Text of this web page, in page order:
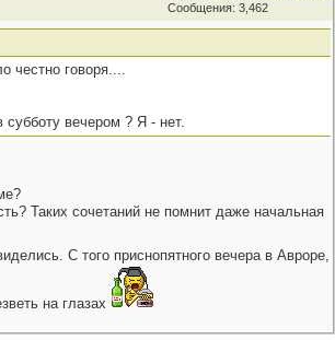
Сообщения: 3,462
честно говоря....
субботу вечером ? Я - нет.
Таких сочетаний не помнит даже начальная
С того приснопятного вечера в Авроре,
на глазах